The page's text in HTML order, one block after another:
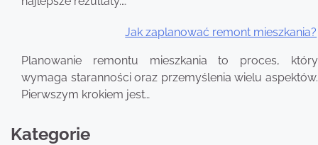
Jak zaplanować remont mieszkania?
Planowanie remontu mieszkania to proces, który
wymaga staranności oraz przemyślenia wielu aspektów.
Pierwszym krokiem jest…
Kategorie